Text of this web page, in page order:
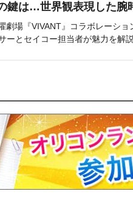
鍵は…世界観表現した腕
劇場『VIVANT』コラボレーショ
ーとセイコー担当者が魅力を解説